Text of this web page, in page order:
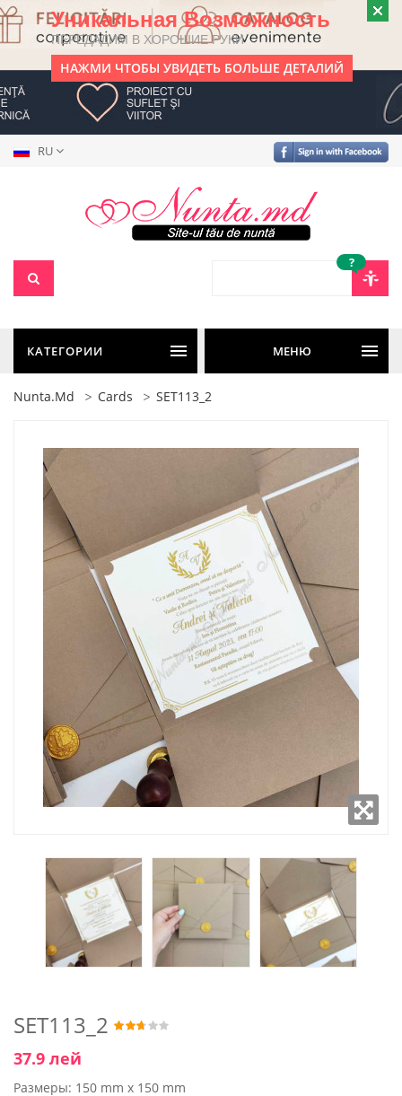
Уникальная Возможность
ПЕРЕДАДИМ В ХОРОШИЕ РУКИ
НАЖМИ ЧТОБЫ УВИДЕТЬ БОЛЬШЕ ДЕТАЛИЙ
RU
?
КАТЕГОРИИ МЕНЮ
Nunta.md Cards SET113_2
SET113_2
37.9 лей
Размеры: 150 mm x 150 mm